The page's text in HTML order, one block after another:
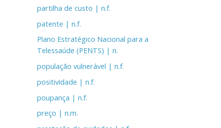
partilha de custo | n.f.
patente | n.f.
Plano Estratégico Nacional para a
Telessaúde (PENTS) | n.
população vulnerável | n.f.
positividade | n.f.
poupança | n.f.
preço | n.m.